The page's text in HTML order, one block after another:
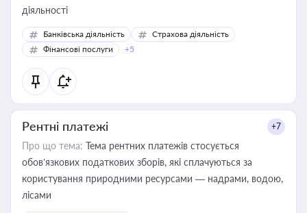
діяльності
Банківська діяльність
Страхова діяльність
Фінансові послуги
+5
Рентні платежі +7
Про що тема: Тема рентних платежів стосується
обов’язкових податкових зборів, які сплачуються за
користування природними ресурсами — надрами, водою,
лісами